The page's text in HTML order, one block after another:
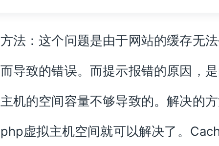
法：这个问题是由于网站的缓存无
导致的错误。而提示报错的原因，
机的空间容量不够导致的。解决的
虚拟主机空间就可以解决了。